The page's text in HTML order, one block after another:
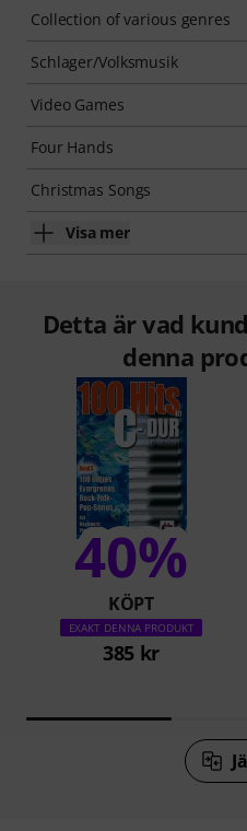
Collection of various genres
Schlager/Volksmusik
Video Games
Four Hands
Christmas Songs
Visa mer
Detta är vad
denna
40%
KÖPT
EXAKT DENNA PRODUKT
385 kr